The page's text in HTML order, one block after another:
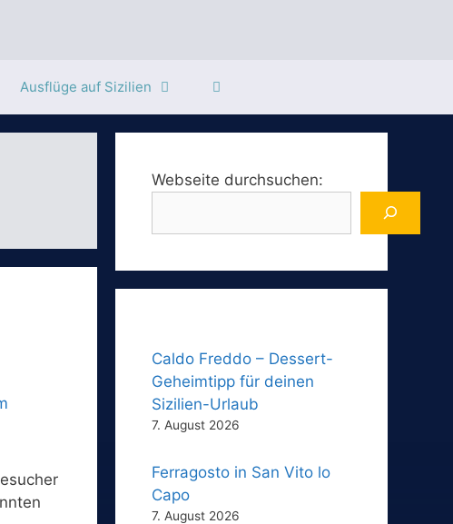
Ausflüge auf Sizilien
Webseite durchsuchen:
Caldo Freddo – Dessert-
Geheimtipp für deinen
Sizilien-Urlaub
7. August 2026
Ferragosto in San Vito lo
Capo
7. August 2026